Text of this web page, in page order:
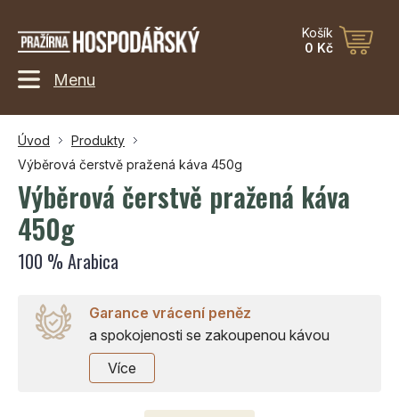
Košík
0 Kč
Menu
Úvod
Produkty
Výběrová čerstvě pražená káva 450g
Výběrová čerstvě pražená káva
450g
100 % Arabica
Garance vrácení peněz
a spokojenosti se zakoupenou kávou
Více